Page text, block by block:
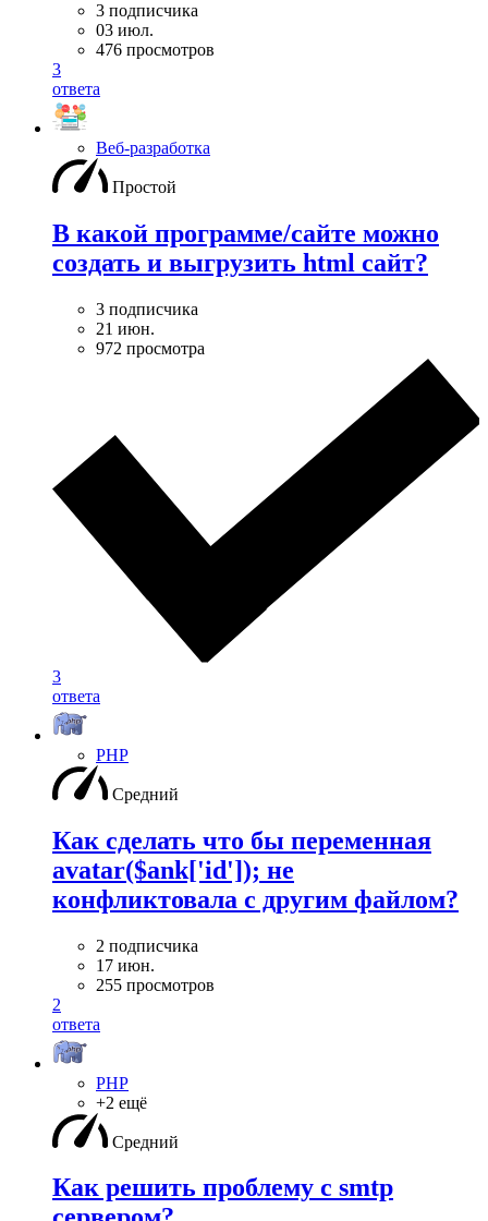
3 подписчика
03 июл.
476 просмотров
3
ответа
Веб-разработка
Простой
В какой программе/сайте можно
создать и выгрузить html сайт?
3 подписчика
21 июн.
972 просмотра
3
ответа
PHP
Средний
Как сделать что бы переменная
avatar($ank['id']); не
конфликтовала с другим файлом?
2 подписчика
17 июн.
255 просмотров
2
ответа
PHP
+2 ещё
Средний
Как решить проблему с smtp